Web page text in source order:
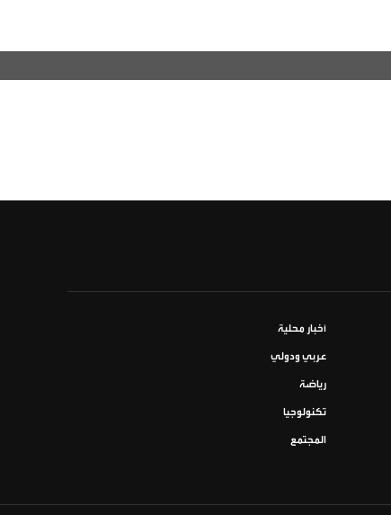
أخبار محلية
عربي ودولي
رياضة
تكنولوجيا
المجتمع